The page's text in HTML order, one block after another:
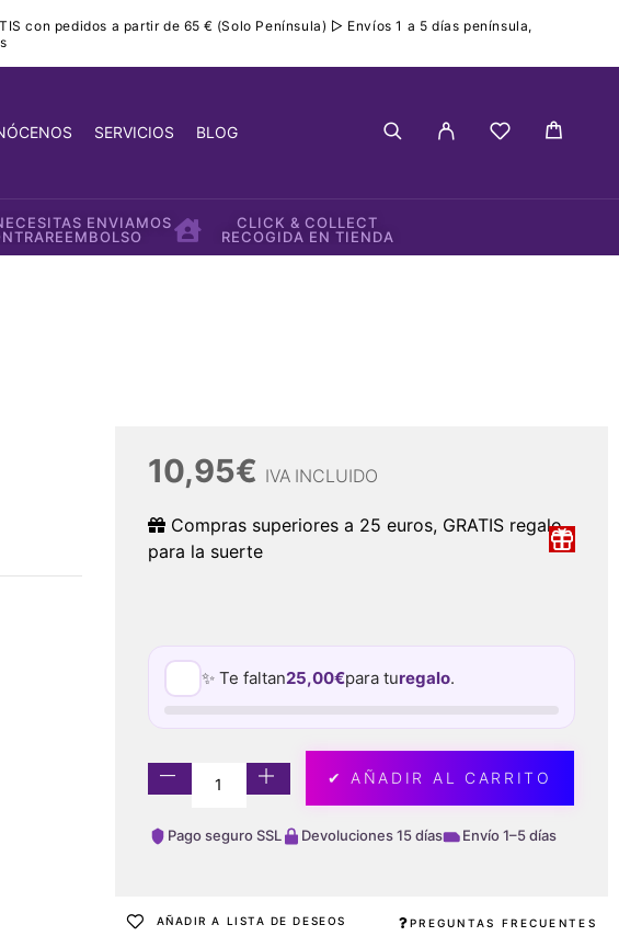
con pedidos a partir de 65 € (Solo Península) ▷ Envíos 1 a 5 días península,
SERVICIOS BLOG
ENVIAMOS
CLICK & COLLECT
RECOGIDA EN TIENDA
10,95€ IVA INCLUIDO
Compras superiores a 25 euros, GRATIS regalo
para la suerte
✨ Te faltan25,00€para turegalo.
✔ AÑADIR AL CARRITO
Pago seguro SSL Devoluciones 15 días Envío 1–5 días
AÑADIR A LISTA DE DESEOS PREGUNTAS FRECUENTES